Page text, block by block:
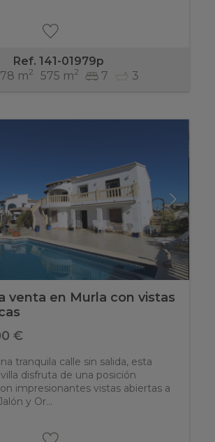
Ref. 141-01979p
m2 575 m2 7 3
venta en Murla con vistas
€
tranquila calle sin salida, esta
disfruta de una posición
impresionantes vistas abiertas a
y Or...